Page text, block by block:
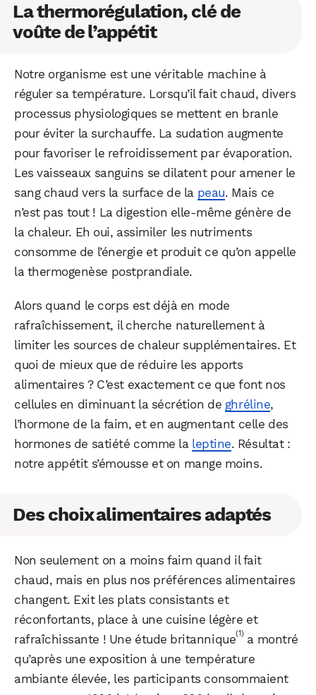
La thermorégulation, clé de
voûte de l’appétit
Notre organisme est une véritable machine à
réguler sa température. Lorsqu’il fait chaud, divers
processus physiologiques se mettent en branle
pour éviter la surchauffe. La sudation augmente
pour favoriser le refroidissement par évaporation.
Les vaisseaux sanguins se dilatent pour amener le
sang chaud vers la surface de la peau. Mais ce
n’est pas tout ! La digestion elle-même génère de
la chaleur. Eh oui, assimiler les nutriments
consomme de l’énergie et produit ce qu’on appelle
la thermogenèse postprandiale.
Alors quand le corps est déjà en mode
rafraîchissement, il cherche naturellement à
limiter les sources de chaleur supplémentaires. Et
quoi de mieux que de réduire les apports
alimentaires ? C’est exactement ce que font nos
cellules en diminuant la sécrétion de ghréline,
l’hormone de la faim, et en augmentant celle des
hormones de satiété comme la leptine. Résultat :
notre appétit s’émousse et on mange moins.
Des choix alimentaires adaptés
Non seulement on a moins faim quand il fait
chaud, mais en plus nos préférences alimentaires
changent. Exit les plats consistants et
réconfortants, place à une cuisine légère et
rafraîchissante ! Une étude britannique(1) a montré
qu’après une exposition à une température
ambiante élevée, les participants consommaient